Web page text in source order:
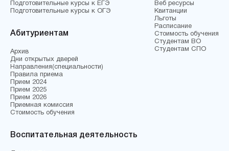
Подготовительные курсы к ЕГЭ
Подготовительные курсы к ОГЭ
Абитуриентам
Архив
Дни открытых дверей
Направления(специальности)
Правила приема
Прием 2024
Прием 2025
Прием 2026
Приемная комиссия
Стоимость обучения
Веб ресурсы
Квитанции
Льготы
Расписание
Стоимость обучения
Студентам ВО
Студентам СПО
Воспитательная деятельность